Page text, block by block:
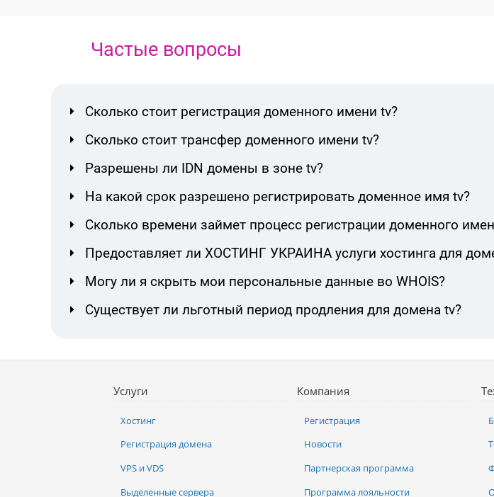
Частые вопросы
Сколько стоит регистрация доменного имени tv?
Сколько стоит трансфер доменного имени tv?
Разрешены ли IDN домены в зоне tv?
На какой срок разрешено регистрировать доменное имя tv?
Сколько времени займет процесс регистрации доменного
Предоставляет ли ХОСТИНГ УКРАИНА услуги хостинга для
Могу ли я скрыть мои персональные данные во WHOIS?
Существует ли льготный период продления для домена tv?
Услуги
Хостинг
Регистрация домена
VPS и VDS
Выделенные сервера
Компания
Регистрация
Новости
Партнерская программа
Программа лояльности